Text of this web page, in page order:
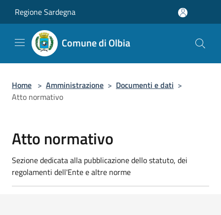
Regione Sardegna
Comune di Olbia
Home > Amministrazione > Documenti e dati >
Atto normativo
Atto normativo
Sezione dedicata alla pubblicazione dello statuto, dei
regolamenti dell'Ente e altre norme